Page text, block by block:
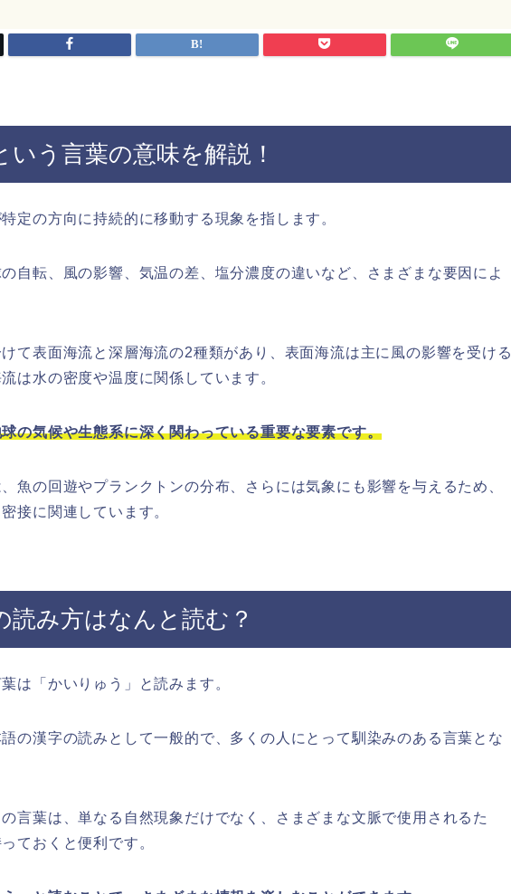
いう言葉の意味を解説！
定の方向に持続的に移動する現象を指します。
自転、風の影響、気温の差、塩分濃度の違いなど、さまざまな要因によ
て表面海流と深層海流の2種類があり、表面海流は主に風の影響を受ける
は水の密度や温度に関係しています。
の気候や生態系に深く関わっている重要な要素です。
魚の回遊やプランクトンの分布、さらには気象にも影響を与えるため、
接に関連しています。
読み方はなんと読む？
は「かいりゅう」と読みます。
の漢字の読みとして一般的で、多くの人にとって馴染みのある言葉とな
言葉は、単なる自然現象だけでなく、さまざまな文脈で使用されるた
ておくと便利です。